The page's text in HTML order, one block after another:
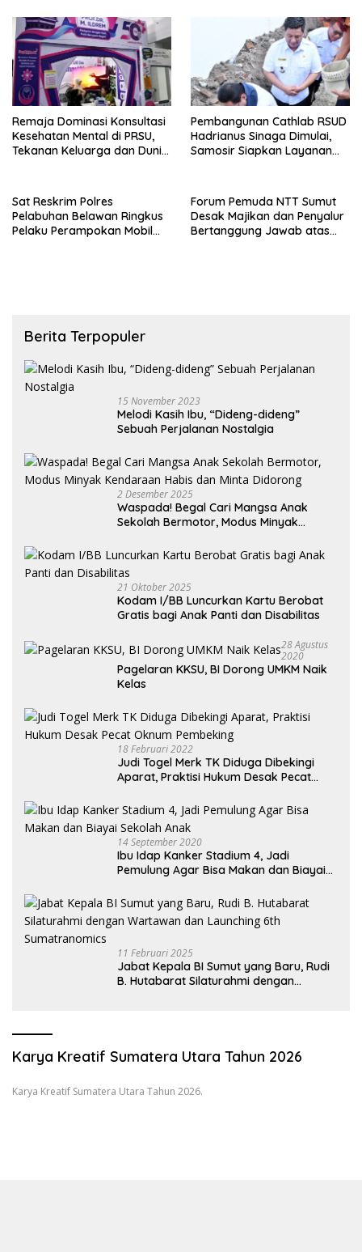
Kepulauan Nias
Remaja Dominasi Konsultasi
Kesehatan Mental di PRSU,
Tekanan Keluarga dan Dunia
Pembangunan Cathlab RSUD
Hadrianus Sinaga Dimulai,
Samosir Siapkan Layanan
Sat Reskrim Polres
Pelabuhan Belawan Ringkus
Pelaku Perampokan Mobil
Forum Pemuda NTT Sumut
Desak Majikan dan Penyalur
Bertanggung Jawab atas
Berita Terpopuler
15 November 2023
Melodi Kasih Ibu, “Dideng-dideng”
Sebuah Perjalanan Nostalgia
2 Desember 2025
Waspada! Begal Cari Mangsa Anak
Sekolah Bermotor, Modus Minyak
21 Oktober 2025
Kodam I/BB Luncurkan Kartu Berobat
Gratis bagi Anak Panti dan Disabilitas
28 Agustus
2020
Pagelaran KKSU, BI Dorong UMKM Naik
Kelas
18 Februari 2022
Judi Togel Merk TK Diduga Dibekingi
Aparat, Praktisi Hukum Desak Pecat
14 September 2020
Ibu Idap Kanker Stadium 4, Jadi
Pemulung Agar Bisa Makan dan Biayai
11 Februari 2025
Jabat Kepala BI Sumut yang Baru, Rudi
B. Hutabarat Silaturahmi dengan
Karya Kreatif Sumatera Utara Tahun 2026
Karya Kreatif Sumatera Utara Tahun 2026.